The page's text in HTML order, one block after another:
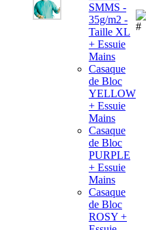
SMMS -
35g/m2 -
Taille XL
+ Essuie
Mains
Casaque
de Bloc
YELLOW
+ Essuie
Mains
Casaque
de Bloc
PURPLE
+ Essuie
Mains
Casaque
de Bloc
ROSY +